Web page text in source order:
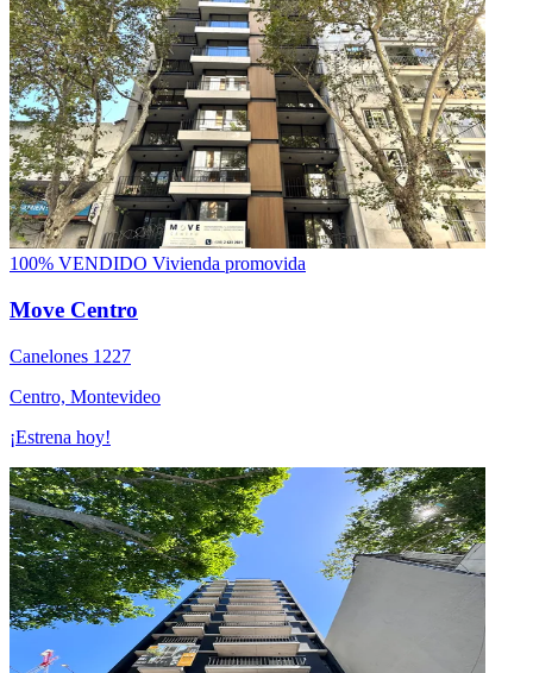
100% VENDIDO Vivienda promovida
Move Centro
Canelones 1227
Centro, Montevideo
¡Estrena hoy!